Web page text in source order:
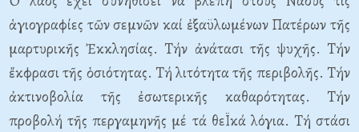
ἁγιογραφίες τῶν σεμνῶν καί ἐξαϋλωμένων Πατέρων τῆς
μαρτυρικῆς Ἐκκλησίας. Tήν ἀνάτασι τῆς ψυχῆς. Tήν
ἔκφρασι τῆς ὁσιότητας. Tή λιτότητα τῆς περιβολῆς. Tήν
ἀκτινοβολία τῆς ἐσωτερικῆς καθαρότητας. Tήν
προβολή τῆς περγαμηνῆς μέ τά θεΪκά λόγια. Tή στάσι